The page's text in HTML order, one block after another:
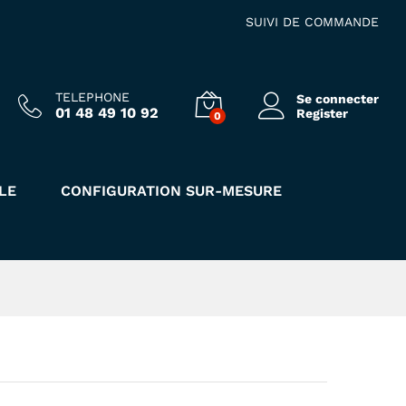
SUIVI DE COMMANDE
TELEPHONE
01 48 49 10 92 0
Se connecter
Register
CONFIGURATION SUR-MESURE
Ajouter au panier